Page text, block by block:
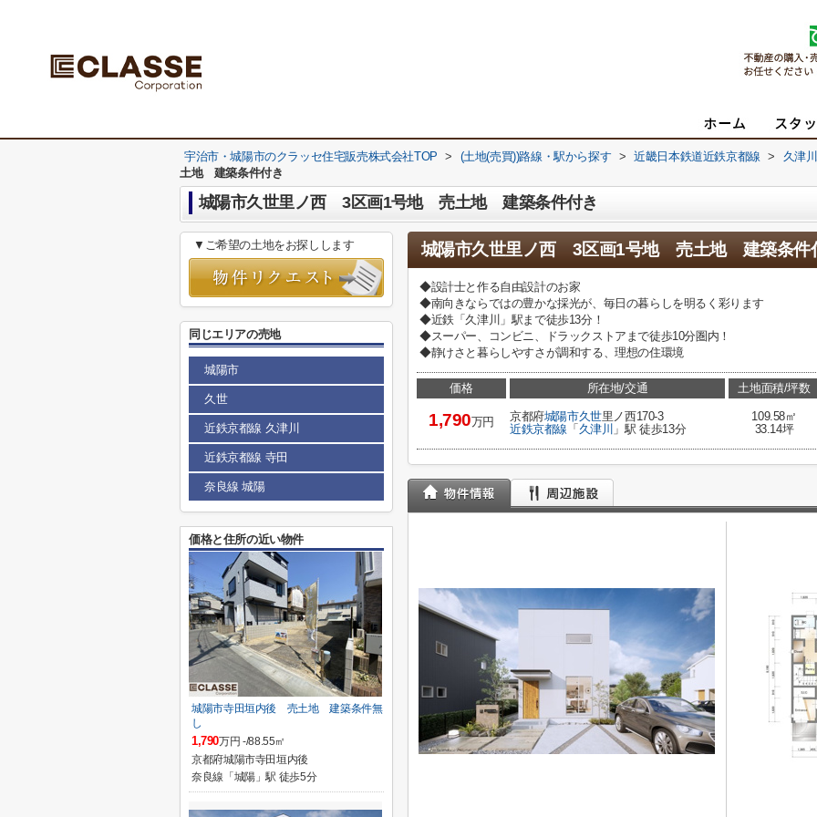
宇治市・城陽市のクラッセ住宅販売株式会社TOP > (土地(売買))路線・駅から探す > 近畿日本鉄道近鉄京都線 >
久津
土地 建築条件付き
城陽市久世里ノ西 3区画1号地 売土地 建築条件付き
城陽市久世里ノ西 3区画1号地 売土地 建築条件
◆設計士と作る自由設計のお家
◆南向きならではの豊かな採光が、毎日の暮らしを明るく彩ります
◆近鉄「久津川」駅まで徒歩13分！
◆スーパー、コンビニ、ドラックストアまで徒歩10分圏内！
◆静けさと暮らしやすさが調和する、理想の住環境
価格
1,790万円
所在地/交通
京都府城陽市久世里ノ西170-3
近鉄京都線 「 久津川 」駅 徒歩13分
土地面積/坪数
109.58㎡
33.14坪
▼ご希望の土地をお探しします
同じエリアの売地
城陽市
久世
近鉄京都線 久津川
近鉄京都線 寺田
奈良線 城陽
価格と住所の近い物件
城陽市寺田垣内後 売土地 建築条件無
し
1,790万円 -/88.55㎡
京都府城陽市寺田垣内後
奈良線「城陽」駅 徒歩5分